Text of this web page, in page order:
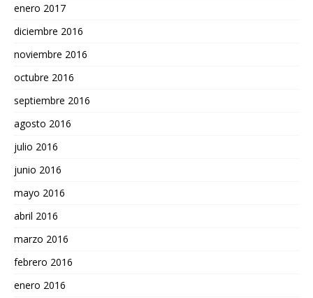
enero 2017
diciembre 2016
noviembre 2016
octubre 2016
septiembre 2016
agosto 2016
julio 2016
junio 2016
mayo 2016
abril 2016
marzo 2016
febrero 2016
enero 2016